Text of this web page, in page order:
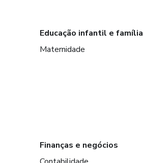
Educação infantil e família
Maternidade
Finanças e negócios